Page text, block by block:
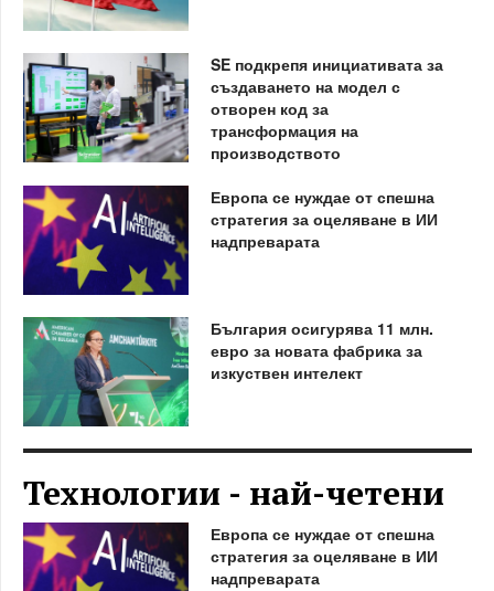
SE подкрепя инициативата за
създаването на модел с
отворен код за
трансформация на
производството
Европа се нуждае от спешна
стратегия за оцеляване в ИИ
надпреварата
България осигурява 11 млн.
евро за новата фабрика за
изкуствен интелект
Технологии - най-четени
Европа се нуждае от спешна
стратегия за оцеляване в ИИ
надпреварата